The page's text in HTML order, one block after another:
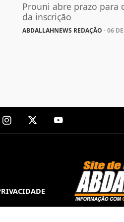
Prouni abre prazo para
da inscrição
ABDALLAHNEWS REDAÇÃO - 06